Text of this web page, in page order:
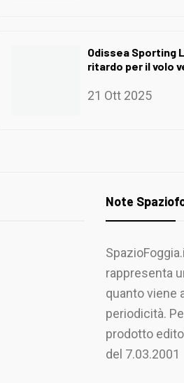
Odissea Sporting
ritardo per il volo
21 Ott 2025
Note
rappresenta
quanto viene
periodicità.
prodotto
del 7.03.2001